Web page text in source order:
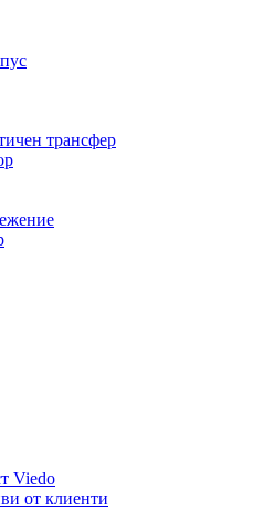
трансфер
Viedo
от клиенти